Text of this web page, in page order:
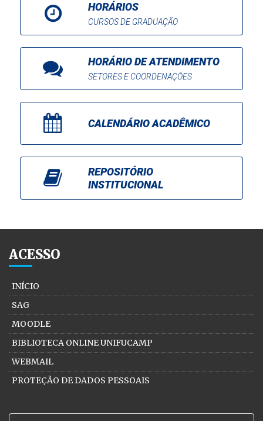
HORÁRIOS
CURSOS DE GRADUAÇÃO
HORÁRIO DE ATENDIMENTO
SETORES E COORDENAÇÕES
CALENDÁRIO ACADÊMICO
REPOSITÓRIO
INSTITUCIONAL
ACESSO
INÍCIO
SAG
MOODLE
BIBLIOTECA ONLINE UNIFUCAMP
WEBMAIL
PROTEÇÃO DE DADOS PESSOAIS